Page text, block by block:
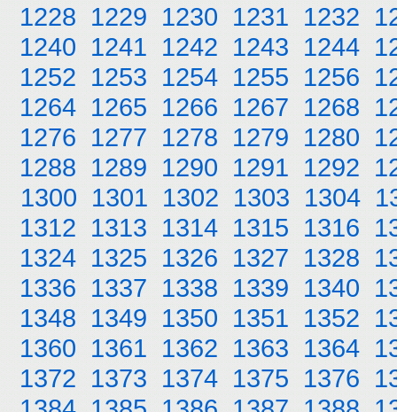
1228 1229 1230 1231 1232
1240 1241 1242 1243 1244
1252 1253 1254 1255 1256
1264 1265 1266 1267 1268
1276 1277 1278 1279 1280
1288 1289 1290 1291 1292
1300 1301 1302 1303 1304
1312 1313 1314 1315 1316
1324 1325 1326 1327 1328
1336 1337 1338 1339 1340
1348 1349 1350 1351 1352
1360 1361 1362 1363 1364
1372 1373 1374 1375 1376